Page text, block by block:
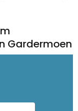
Gardermoen